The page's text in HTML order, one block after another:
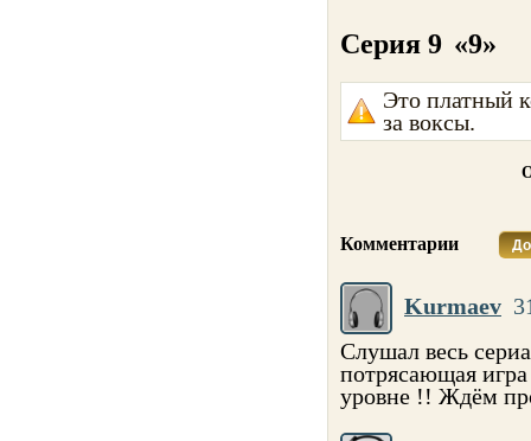
Серия 9 «9»
Это платный
за воксы.
Комментарии
Kurmaev
Слушал весь
потрясающая
уровне !! Ждём